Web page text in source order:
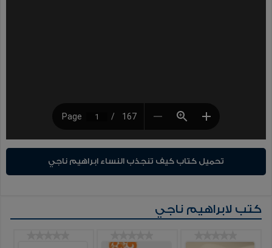
تحميل كتاب كيف تنجذب النساء ابراهيم ناجي
كتب لابراهيم ناجي